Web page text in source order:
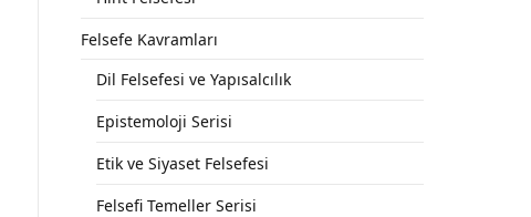
Felsefe Kavramları
Dil Felsefesi ve Yapısalcılık
Epistemoloji Serisi
Etik ve Siyaset Felsefesi
Felsefi Temeller Serisi